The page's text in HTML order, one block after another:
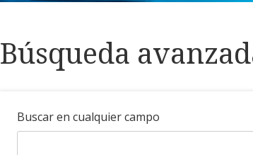
Búsqueda
Buscar en cualquier campo